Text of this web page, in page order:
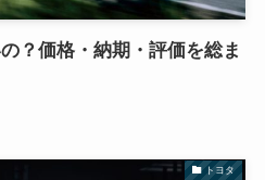
？価格・納期・評価を総ま
トヨタ